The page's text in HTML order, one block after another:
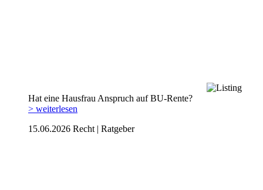
Hat eine Hausfrau Anspruch auf BU-Rente?
> weiterlesen
15.06.2026 Recht | Ratgeber